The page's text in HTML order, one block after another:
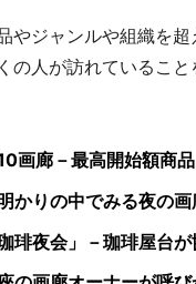
ジャンルや組織を
の人が訪れているこ
画廊－最高開始額商品
りの中でみる夜の画
夜会」－珈琲屋台が